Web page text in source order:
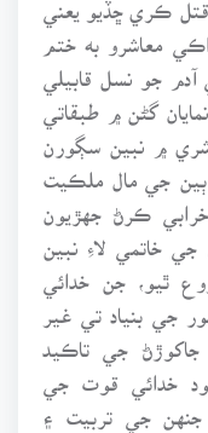
معاشرو به ختم
جو نسل قابيلي
گڻن ۾ طبقاتي
۾ نبين سڳورن
جي مال ملڪيت
ڪرڻ جهڙيون
خاتمي لاءِ نبين
ٿيو، جن خدائي
جي بنياد تي غير
جي تاڪيد
خدائي قوت جي
جنهن جي تربيت ۽